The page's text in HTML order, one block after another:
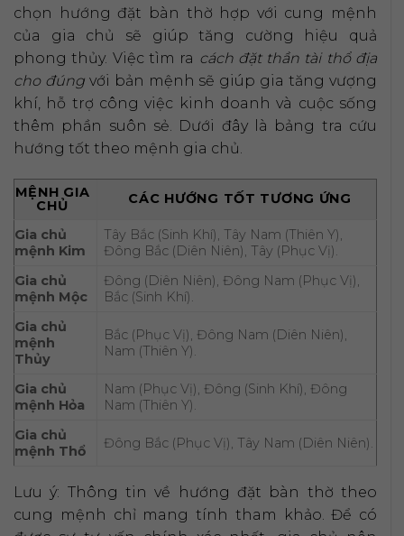
chọn hướng đặt bàn thờ hợp với cung mệnh
của gia chủ sẽ giúp tăng cường hiệu quả
phong thủy. Việc tìm ra cách đặt thần tài thổ địa
cho đúngvới bản mệnh sẽ giúp gia tăng vượng
khí, hỗ trợ công việc kinh doanh và cuộc sống
thêm phần suôn sẻ. Dưới đây là bảng tra cứu
hướng tốt theo mệnh gia chủ.
MỆNH GIA
CHỦ
CÁC HƯỚNG TỐT TƯƠNG ỨNG
Gia chủ
mệnh Kim
Tây Bắc (Sinh Khí), Tây Nam (Thiên Y),
Đông Bắc (Diên Niên), Tây (Phục Vị).
Gia chủ
mệnh Mộc
Đông (Diên Niên), Đông Nam (Phục Vị),
Bắc (Sinh Khí).
Gia chủ
mệnh
Thủy
Bắc (Phục Vị), Đông Nam (Diên Niên),
Nam (Thiên Y).
Gia chủ
mệnh Hỏa
Nam (Phục Vị), Đông (Sinh Khí), Đông
Nam (Thiên Y).
Gia chủ
mệnh Thổ
Đông Bắc (Phục Vị), Tây Nam (Diên Niên).
Lưu ý: Thông tin về hướng đặt bàn thờ theo
cung mệnh chỉ mang tính tham khảo. Để có